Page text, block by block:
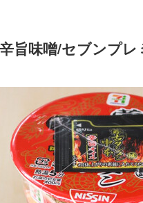
旨味噌/セブンプレ